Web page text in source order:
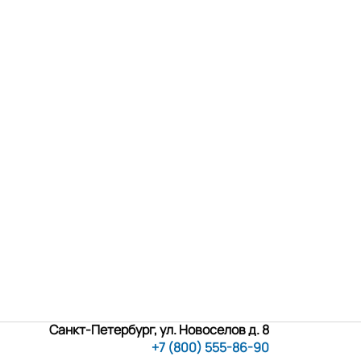
Санкт-Петербург, ул. Новоселов д. 8
+7 (800) 555-86-90